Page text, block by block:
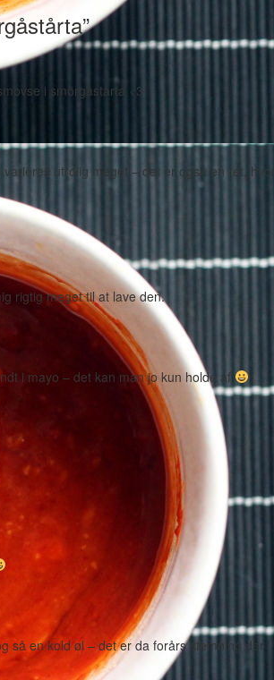
i smörgåstårta <3
utrolig meget – det er også en ret, hvor
rigtig meget til at lave den.
i mayo – det kan man jo kun holde af
så en kold øl – det er da forårs stemning der